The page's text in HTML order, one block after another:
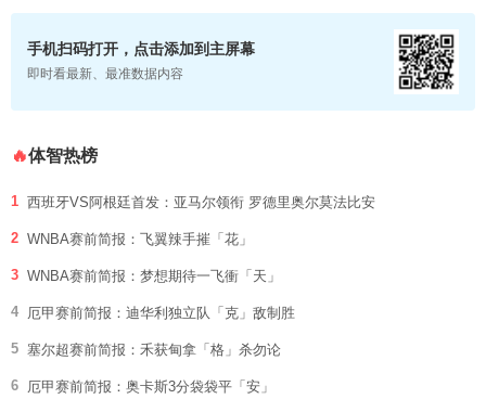
手机扫码打开，点击添加到主屏幕
即时看最新、最准数据内容
🔥体智热榜
1 西班牙VS阿根廷首发：亚马尔领衔 罗德里奥尔莫法比安
2 WNBA赛前简报：飞翼辣手摧「花」
3 WNBA赛前简报：梦想期待一飞衝「天」
4 厄甲赛前简报：迪华利独立队「克」敌制胜
5 塞尔超赛前简报：禾获甸拿「格」杀勿论
6 厄甲赛前简报：奥卡斯3分袋袋平「安」